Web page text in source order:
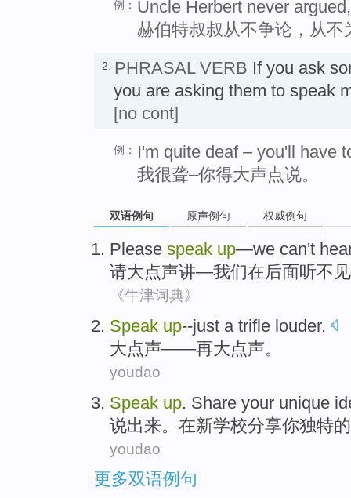
例： Uncle Herbert never
赫伯特叔叔从不争论，从不
2. PHRASAL VERB If you ask
you are asking them to speak
[no cont]
例：
I'm quite deaf – you'll have
我很聋–你得大声点说。
双语例句 原声例句 权威例句
Please speak up—we can't
请大点声讲—我们在后面听不见
《牛津词典》
Speak up--just a trifle louder.
大点声——再大点声。
youdao
Speak up. Share your unique
说出来。在新学校分享你独特
youdao
更多双语例句